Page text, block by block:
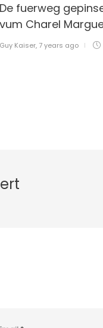
De fuerweg
vum Charel
Guy Kaiser, 7 years ago